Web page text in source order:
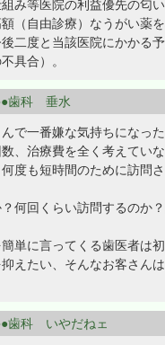
み等医院の利益優先の匂い
（自由診療）なうがい薬
二度と当該医院にかかる
具合）。
歯科 垂水
で一番嫌な気持ちになった
、治療費を全く考えていな
度も短時間のために訪問
何回くらい訪問するのか
単に言ってくる歯医者は初
えたい、そんなお客さん
歯科 いやだねェ